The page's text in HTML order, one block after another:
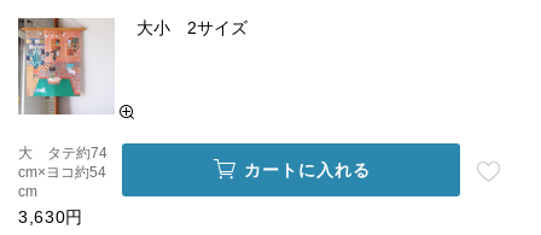
大小 2サイズ
大 タテ約74
cm×ヨコ約54
cm
3,630円
カートに入れる